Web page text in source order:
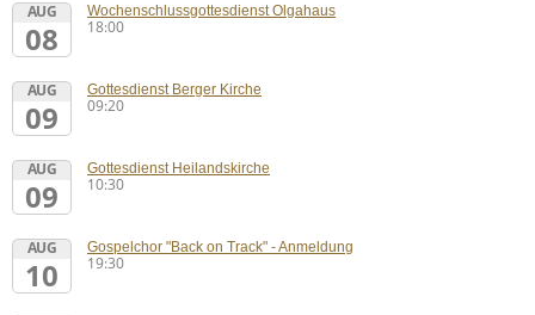
AUG
08
Wochenschlussgottesdienst Olgahaus
18:00
AUG
09
Gottesdienst Berger Kirche
09:20
AUG
09
Gottesdienst Heilandskirche
10:30
AUG
10
Gospelchor "Back on Track" - Anmeldung
19:30